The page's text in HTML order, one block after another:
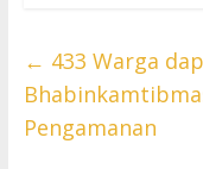
← 433 Warga
Pengamanan